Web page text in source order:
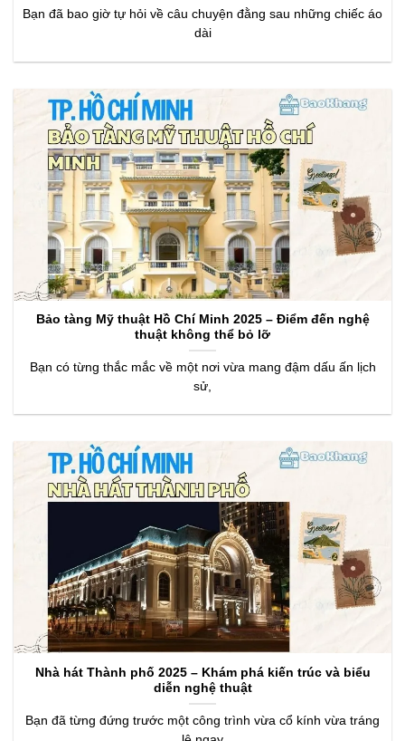
Bạn đã bao giờ tự hỏi về câu chuyện đằng sau những chiếc áo
dài
Bảo tàng Mỹ thuật Hồ Chí Minh 2025 – Điểm đến nghệ
thuật không thể bỏ lỡ
Bạn có từng thắc mắc về một nơi vừa mang đậm dấu ấn lịch
sử,
Nhà hát Thành phố 2025 – Khám phá kiến trúc và biểu
diễn nghệ thuật
Bạn đã từng đứng trước một công trình vừa cổ kính vừa tráng